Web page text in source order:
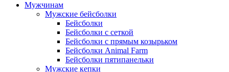
Мужчинам
Мужские бейсболки
Бейсболки
Бейсболки с сеткой
Бейсболки с прямым козырьком
Бейсболки Animal Farm
Бейсболки пятипанельки
Мужские кепки